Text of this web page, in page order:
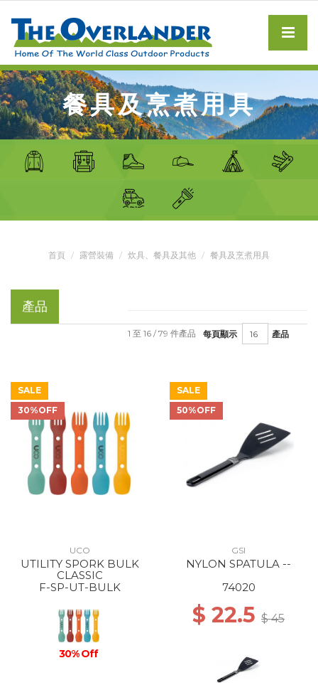
餐具及烹煮用具
首頁 露營裝備 炊具、餐具及其他 餐具及烹煮用具
產品
每頁顯示 產品
1 至 16 / 79 件產品
SALE
30%OFF
UCO
UTILITY SPORK BULK
CLASSIC
F-SP-UT-BULK
30% Off
SALE
50%OFF
GSI
NYLON SPATULA --
74020
$ 22.5 $ 45